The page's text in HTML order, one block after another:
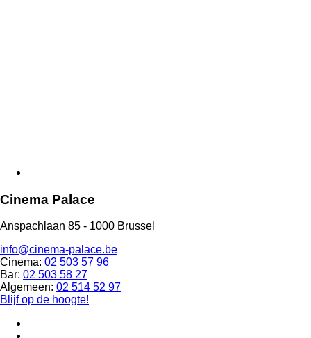
Cinema Palace
Anspachlaan 85 - 1000 Brussel
info@cinema-palace.be
Cinema: 02 503 57 96
Bar: 02 503 58 27
Algemeen: 02 514 52 97
Blijf op de hoogte!